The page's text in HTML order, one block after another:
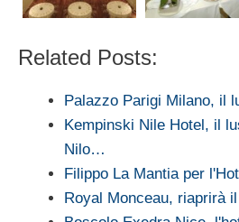
Related Posts:
Palazzo Parigi Milano, il
Kempinski Nile Hotel, il
Nilo…
Filippo La Mantia per
Royal Monceau, riaprirà